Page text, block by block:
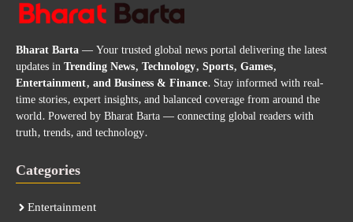
Bharat Barta— Your trusted global news portal delivering the latest
updates inTrending News, Technology, Sports, Games,
Entertainment, and Business & Finance. Stay informed with real-
time stories, expert insights, and balanced coverage from around the
world. Powered by Bharat Barta — connecting global readers with
truth, trends, and technology.
Categories
Entertainment